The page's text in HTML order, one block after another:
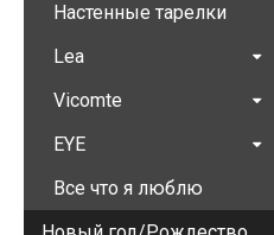
Настенные тарелки
Lea
Vicomte
EYE
Все что я люблю